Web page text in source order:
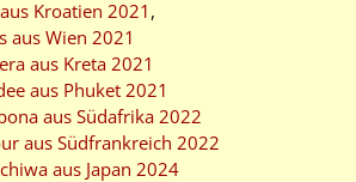
Kroatien 2021 ,
aus Wien 2021
aus Kreta 2021
aus Phuket 2021
aus Südafrika 2022
aus Südfrankreich 2022
aus Japan 2024